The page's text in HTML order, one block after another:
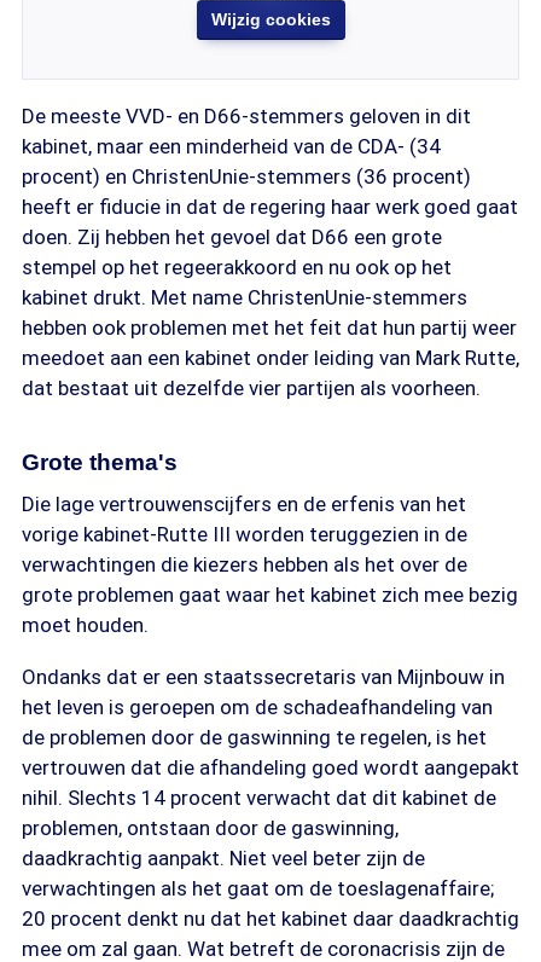
Wijzig cookies
De meeste VVD- en D66-stemmers geloven in dit
kabinet, maar een minderheid van de CDA- (34
procent) en ChristenUnie-stemmers (36 procent)
heeft er fiducie in dat de regering haar werk goed gaat
doen. Zij hebben het gevoel dat D66 een grote
stempel op het regeerakkoord en nu ook op het
kabinet drukt. Met name ChristenUnie-stemmers
hebben ook problemen met het feit dat hun partij weer
meedoet aan een kabinet onder leiding van Mark Rutte,
dat bestaat uit dezelfde vier partijen als voorheen.
Grote thema's
Die lage vertrouwenscijfers en de erfenis van het
vorige kabinet-Rutte III worden teruggezien in de
verwachtingen die kiezers hebben als het over de
grote problemen gaat waar het kabinet zich mee bezig
moet houden.
Ondanks dat er een staatssecretaris van Mijnbouw in
het leven is geroepen om de schadeafhandeling van
de problemen door de gaswinning te regelen, is het
vertrouwen dat die afhandeling goed wordt aangepakt
nihil. Slechts 14 procent verwacht dat dit kabinet de
problemen, ontstaan door de gaswinning,
daadkrachtig aanpakt. Niet veel beter zijn de
verwachtingen als het gaat om de toeslagenaffaire;
20 procent denkt nu dat het kabinet daar daadkrachtig
mee om zal gaan. Wat betreft de coronacrisis zijn de